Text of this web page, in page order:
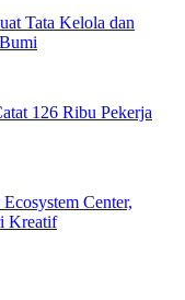
Tata Kelola dan
126 Ribu Pekerja
Center,
Kreatif